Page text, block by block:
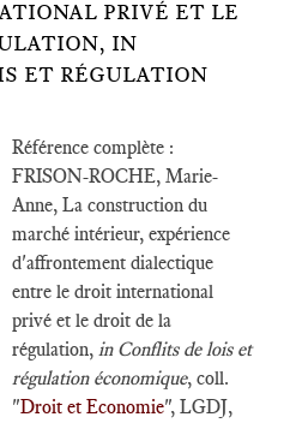
PRIVÉ ET LE
IN
ET RÉGULATION
Référence complète :
FRISON-ROCHE, Marie-
Anne, La construction du
marché intérieur, expérience
d'affrontement dialectique
entre le droit international
privé et le droit de la
régulation, in Conflits de lois et
régulation économique, coll.
"Droit et Economie", LGDJ,